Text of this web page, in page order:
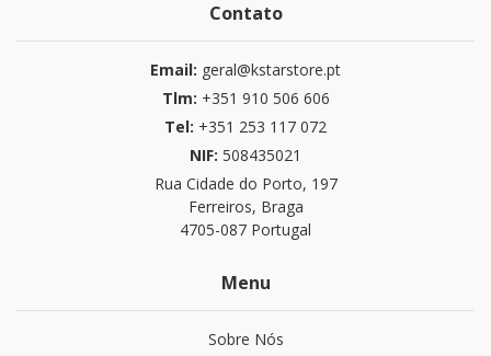
Contato
Email: geral@kstarstore.pt
Tlm: +351 910 506 606
Tel: +351 253 117 072
NIF: 508435021
Rua Cidade do Porto, 197
Ferreiros, Braga
4705-087 Portugal
Menu
Sobre Nós